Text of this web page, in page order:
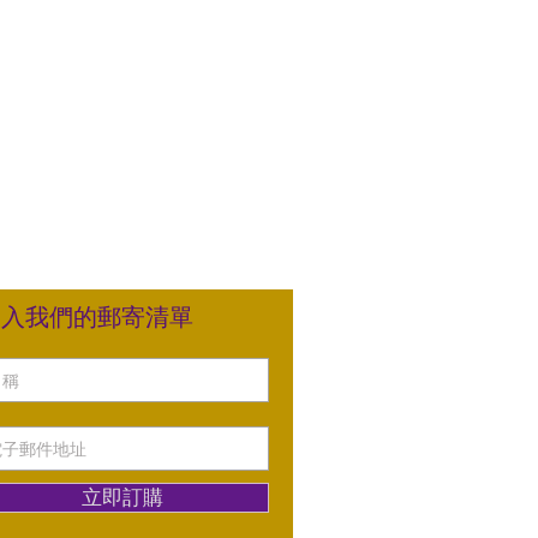
我們的郵寄清單
立即訂購